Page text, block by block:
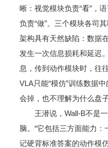
晰：视觉模块负责“看”，
负责“做”。三个模块各司
架构具有天然缺陷：数据
发生一次信息损耗和延迟
息，传到动作模块时，往
VLA只能“模仿”训练数据
会掉，也不理解为什么盘
王潜说，Wall-B不是一
脑。“它包括三方面能力
记硬背标准答案的动作模